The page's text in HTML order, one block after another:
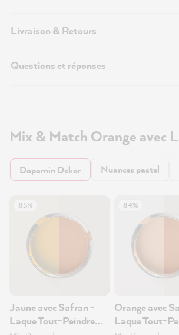
Livraison & Retours
Questions et réponses
Mix & Match Orange avec
Dopamin Dekor Nuances pastel
85%
Jaune avec Safran -
Laque Tout-Peindre
84%
Orange avec
Laque Tout-